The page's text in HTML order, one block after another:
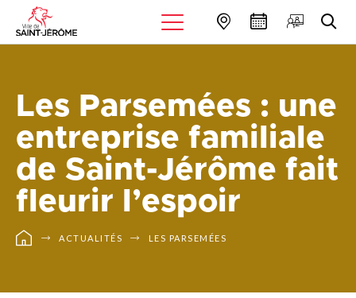
Les Parsemées : une
entreprise familiale
de Saint-Jérôme fait
fleurir l’espoir
ACTUALITÉS LES PARSEMÉES